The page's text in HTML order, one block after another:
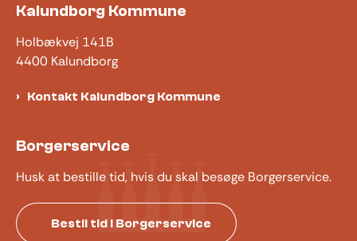
Kalundborg Kommune
Holbækvej 141B
4400 Kalundborg
Kontakt Kalundborg Kommune
Borgerservice
Husk at bestille tid, hvis du skal besøge Borgerservice.
Bestil tid i Borgerservice